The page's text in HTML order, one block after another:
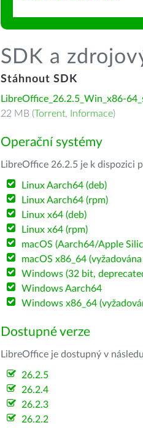
SDK a
Stáhnout SDK
LibreOffice_26.2.5_Win_x86-
22 MB (Torrent, Informace)
Operační systémy
LibreOffice 26.2.5 je k dispozici
Linux Aarch64 (deb)
Linux Aarch64 (rpm)
Linux x64 (deb)
Linux x64 (rpm)
macOS (Aarch64/Apple
macOS x86_64
Windows (32 bit,
Windows Aarch64
Windows x86_64
Dostupné verze
LibreOffice je dostupný v
26.2.5
26.2.4
26.2.3
26.2.2